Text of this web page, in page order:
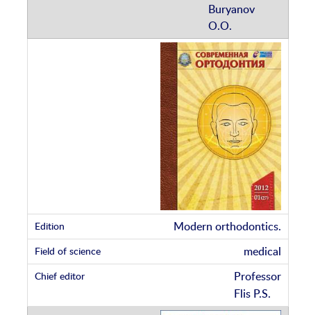
Buryanov
O.O.
Modern orthodontics.
medical
Professor
Flis P.S.